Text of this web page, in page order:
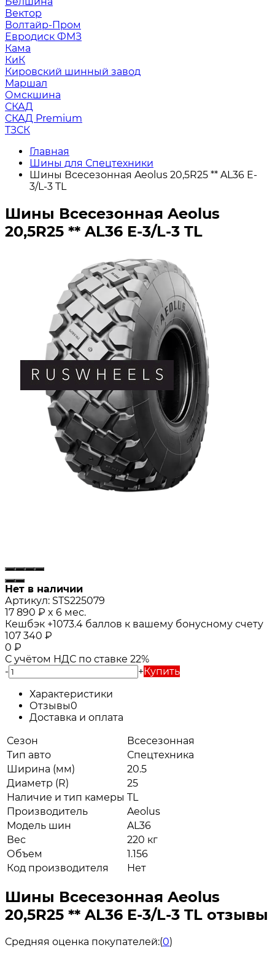
Вектор
Волтайр-Пром
Евродиск ФМЗ
Кама
КиК
Кировский шинный завод
Маршал
Омскшина
СКАД
СКАД Premium
ТЗСК
Главная
Шины для Спецтехники
Шины Всесезонная Aeolus 20,5R25 ** AL36 E-
3/L-3 TL
Шины Всесезонная Aeolus
20,5R25 ** AL36 E-3/L-3 TL
Нет в наличии
Артикул: STS225079
17 890 ₽ x 6 мес.
Кешбэк +1073.4 баллов к вашему бонусному счету
107 340 ₽
0 ₽
С учётом НДС по ставке 22%
-
+Купить
Характеристики
Отзывы0
Доставка и оплата
Сезон
Всесезонная
Тип авто
Спецтехника
Ширина (мм)
20.5
Диаметр (R)
25
Наличие и тип камеры TL
Производитель
Aeolus
Модель шин
AL36
Вес
220 кг
Объем
1.156
Код производителя
Нет
Шины Всесезонная Aeolus
20,5R25 ** AL36 E-3/L-3 TL отзывы
Средняя оценка покупателей:(0)